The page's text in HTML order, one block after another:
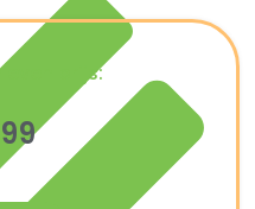
prijs: